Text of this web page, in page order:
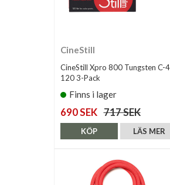
CineStill
CineStill Xpro 800 Tungsten C-
120 3-Pack
Finns i lager
690 SEK 717 SEK
LÄS MER
KÖP